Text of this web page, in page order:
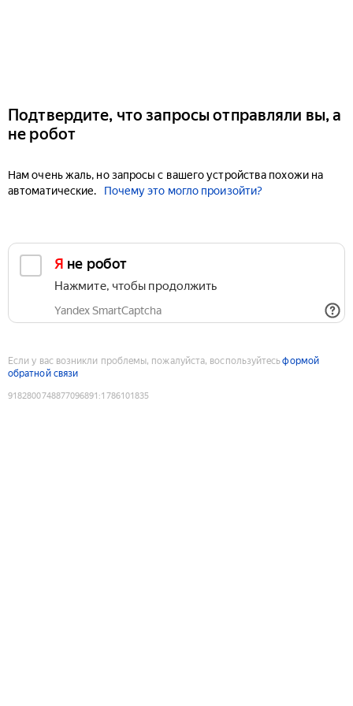
Подтвердите, что запросы отправляли вы, а
не робот
Нам очень жаль, но запросы с вашего устройства похожи на
автоматические.
Почему это могло произойти?
Я не робот
Нажмите, чтобы продолжить
Yandex SmartCaptcha
Если у вас возникли проблемы, пожалуйста, воспользуйтесьформой
обратной связи
9182800748877096891 :1786101835